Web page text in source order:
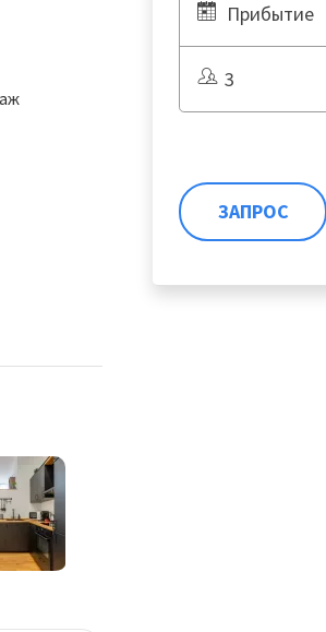
Прибытие
3
ЗАПРОС